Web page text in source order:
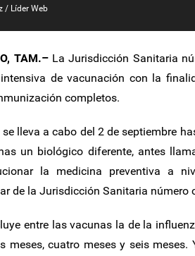
/ Líder Web
TAM.– La Jurisdicción Sanitaria
de vacunación con la
completos.
se lleva a cabo del 2 de septiembre
un biológico diferente, antes
la medicina preventiva a
de la Jurisdicción Sanitaria número
entre las vacunas la de la
meses, cuatro meses y seis